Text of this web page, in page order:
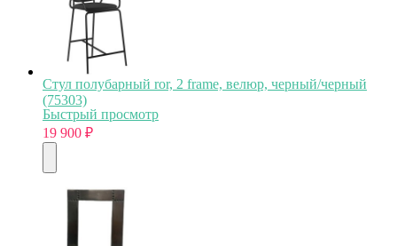
Стул полубарный ror, 2 frame, велюр, черный/черный
(75303)
Быстрый просмотр
19 900 ₽